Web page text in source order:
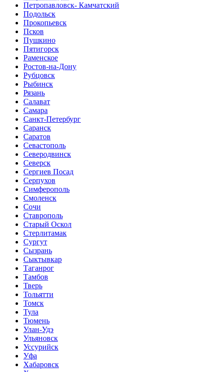
Петропавловск- Камчатский
Подольск
Прокопьевск
Псков
Пушкино
Пятигорск
Раменское
Ростов-на-Дону
Рубцовск
Рыбинск
Рязань
Салават
Самара
Санкт-Петербург
Саранск
Саратов
Севастополь
Северодвинск
Северск
Сергиев Посад
Серпухов
Симферополь
Смоленск
Сочи
Ставрополь
Старый Оскол
Стерлитамак
Сургут
Сызрань
Сыктывкар
Таганрог
Тамбов
Тверь
Тольятти
Томск
Тула
Тюмень
Улан-Удэ
Ульяновск
Уссурийск
Уфа
Хабаровск